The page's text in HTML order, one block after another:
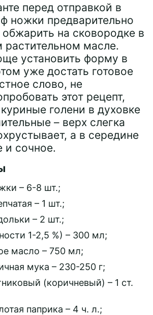
перед отправкой в
ножки предварительно
на сковородке в
растительном масле.
установить форму в
уже достать готовое
слово, не
этот рецепт,
голени в духовке
– верх слегка
а в середине
и сочное.
– 6-8 шт.;
– 1 шт.;
– 2 шт.;
1-2,5 %) – 300 мл;
масло – 750 мл;
мука – 230-250 г;
(коричневый) – 1 ст.
паприка – 4 ч. л.;